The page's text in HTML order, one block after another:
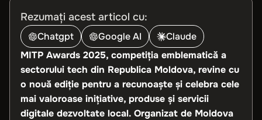
Rezumați acest articol cu:
Chatgpt Google AI
Claude
MITP Awards 2025, competiția emblematică a
sectorului tech din Republica Moldova, revine cu
o nouă ediție pentru a recunoaște și celebra cele
mai valoroase inițiative, produse și servicii
digitale dezvoltate local. Organizat de Moldova